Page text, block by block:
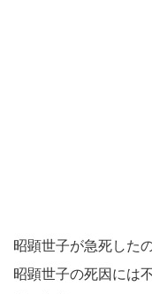
昭顕世子が急死した
昭顕世子の死因には